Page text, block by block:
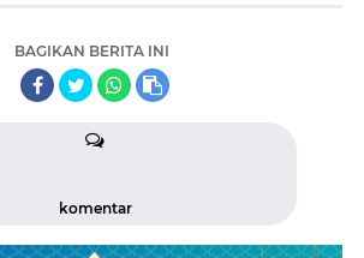
BAGIKAN BERITA INI
komentar